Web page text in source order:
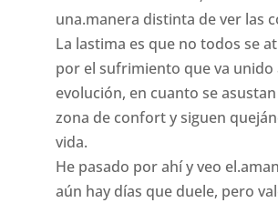
una.manera distinta de ver las
La lastima es que no todos se
por el sufrimiento que va unido
evolución, en cuanto se
zona de confort y siguen
vida.
He pasado por ahí y veo
aún hay días que duele, pero